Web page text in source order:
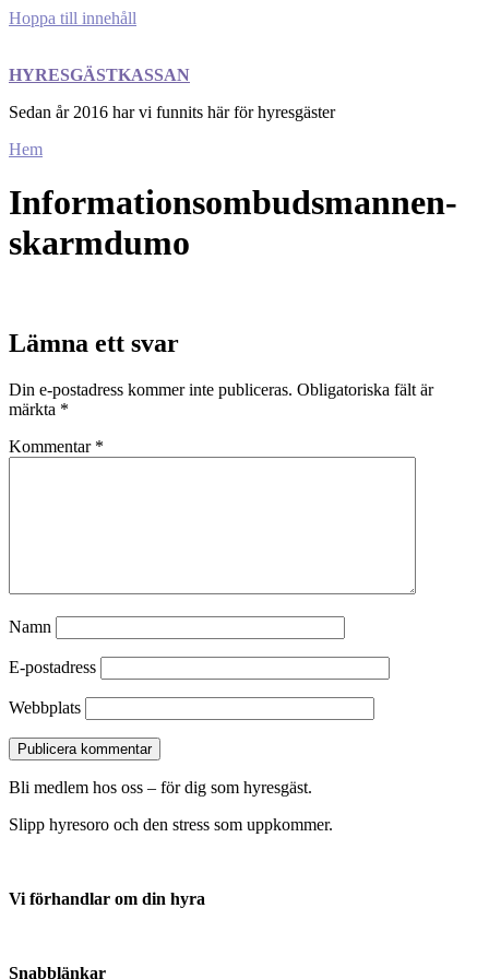
Hoppa till innehåll
HYRESGÄSTKASSAN
Sedan år 2016 har vi funnits här för hyresgäster
Hem
Informationsombudsmannen-
skarmdumo
Lämna ett svar
Din e-postadress kommer inte publiceras. Obligatoriska fält är
märkta *
Kommentar *
Namn
E-postadress
Webbplats
Bli medlem hos oss – för dig som hyresgäst.
Slipp hyresoro och den stress som uppkommer.
Vi förhandlar om din hyra
Snabblänkar